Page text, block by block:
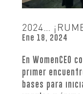
2024…
Ene 18, 2024
En WomenCEO
primer
bases para